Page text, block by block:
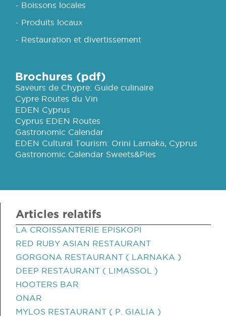
- Boissons locales
- Produits locaux
- Restauration et divertissement
Brochures (pdf)
Saveurs de Chypre: Guide culinaire
Cypre Routes du Vin
EDEN Cyprus
Cyprus EDEN Routes
Gastronomic Calendar
EDEN Cultural Tourism: Orini Larnaka, Cyprus
Gastronomic Calendar Sweets&Pies
Articles relatifs
LA CROISSANTERIE EPISKOPI
RED RUBY ASIAN RESTAURANT
GORGONA RESTAURANT ( LARNAKA )
DEEP RESTAURANT ( LIMASSOL )
HOOTERS BAR
ONAR
MYLOS RESTAURANT ( P. GIALIA )